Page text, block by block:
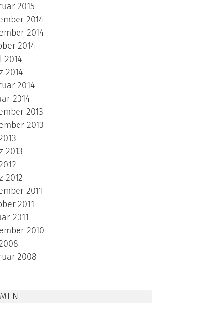
2015
2014
2014
2014
2014
2014
2014
2014
2013
2013
2013
2012
2011
2011
2011
2010
2008